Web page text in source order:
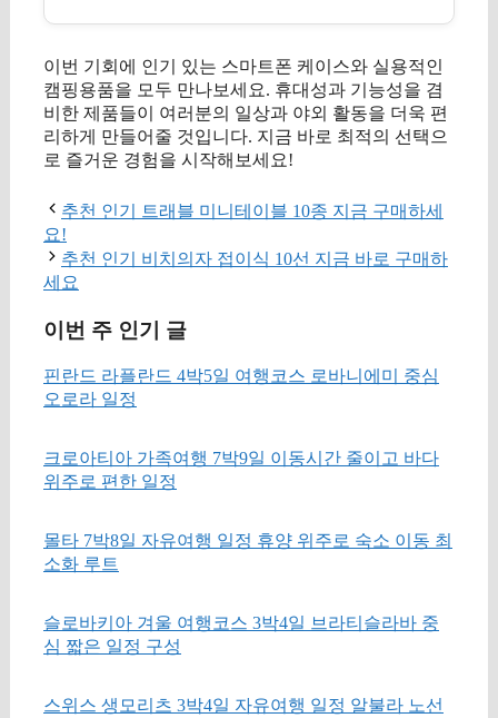
이번 기회에 인기 있는 스마트폰 케이스와 실용적인
캠핑용품을 모두 만나보세요. 휴대성과 기능성을 겸
비한 제품들이 여러분의 일상과 야외 활동을 더욱 편
리하게 만들어줄 것입니다. 지금 바로 최적의 선택으
로 즐거운 경험을 시작해보세요!
추천 인기 트래블 미니테이블 10종 지금 구매하세
요!
추천 인기 비치의자 접이식 10선 지금 바로 구매하
세요
이번 주 인기 글
핀란드 라플란드 4박5일 여행코스 로바니에미 중심
오로라 일정
크로아티아 가족여행 7박9일 이동시간 줄이고 바다
위주로 편한 일정
몰타 7박8일 자유여행 일정 휴양 위주로 숙소 이동 최
소화 루트
슬로바키아 겨울 여행코스 3박4일 브라티슬라바 중
심 짧은 일정 구성
스위스 생모리츠 3박4일 자유여행 일정 알불라 노선